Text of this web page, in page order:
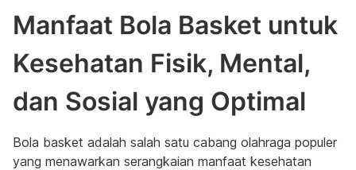
Manfaat Bola Basket untuk
Kesehatan Fisik, Mental,
dan Sosial yang Optimal
Bola basket adalah salah satu cabang olahraga populer
yang menawarkan serangkaian manfaat kesehatan